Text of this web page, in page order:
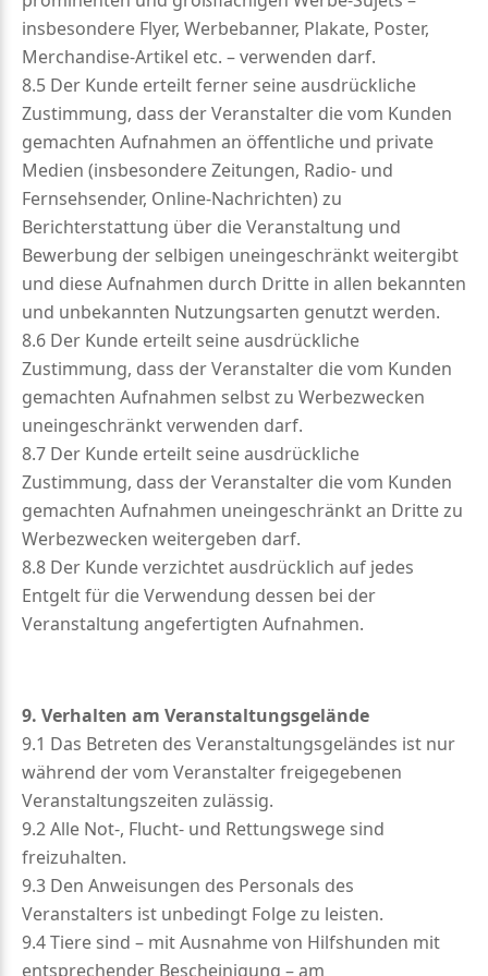
insbesondere Flyer, Werbebanner, Plakate, Poster,
Merchandise-Artikel etc. – verwenden darf.
8.5 Der Kunde erteilt ferner seine ausdrückliche
Zustimmung, dass der Veranstalter die vom Kunden
gemachten Aufnahmen an öffentliche und private
Medien (insbesondere Zeitungen, Radio- und
Fernsehsender, Online-Nachrichten) zu
Berichterstattung über die Veranstaltung und
Bewerbung der selbigen uneingeschränkt weitergibt
und diese Aufnahmen durch Dritte in allen bekannten
und unbekannten Nutzungsarten genutzt werden.
8.6 Der Kunde erteilt seine ausdrückliche
Zustimmung, dass der Veranstalter die vom Kunden
gemachten Aufnahmen selbst zu Werbezwecken
uneingeschränkt verwenden darf.
8.7 Der Kunde erteilt seine ausdrückliche
Zustimmung, dass der Veranstalter die vom Kunden
gemachten Aufnahmen uneingeschränkt an Dritte zu
Werbezwecken weitergeben darf.
8.8 Der Kunde verzichtet ausdrücklich auf jedes
Entgelt für die Verwendung dessen bei der
Veranstaltung angefertigten Aufnahmen.
9. Verhalten am Veranstaltungsgelände
9.1 Das Betreten des Veranstaltungsgeländes ist nur
während der vom Veranstalter freigegebenen
Veranstaltungszeiten zulässig.
9.2 Alle Not-, Flucht- und Rettungswege sind
freizuhalten.
9.3 Den Anweisungen des Personals des
Veranstalters ist unbedingt Folge zu leisten.
9.4 Tiere sind – mit Ausnahme von Hilfshunden mit
entsprechender Bescheinigung – am